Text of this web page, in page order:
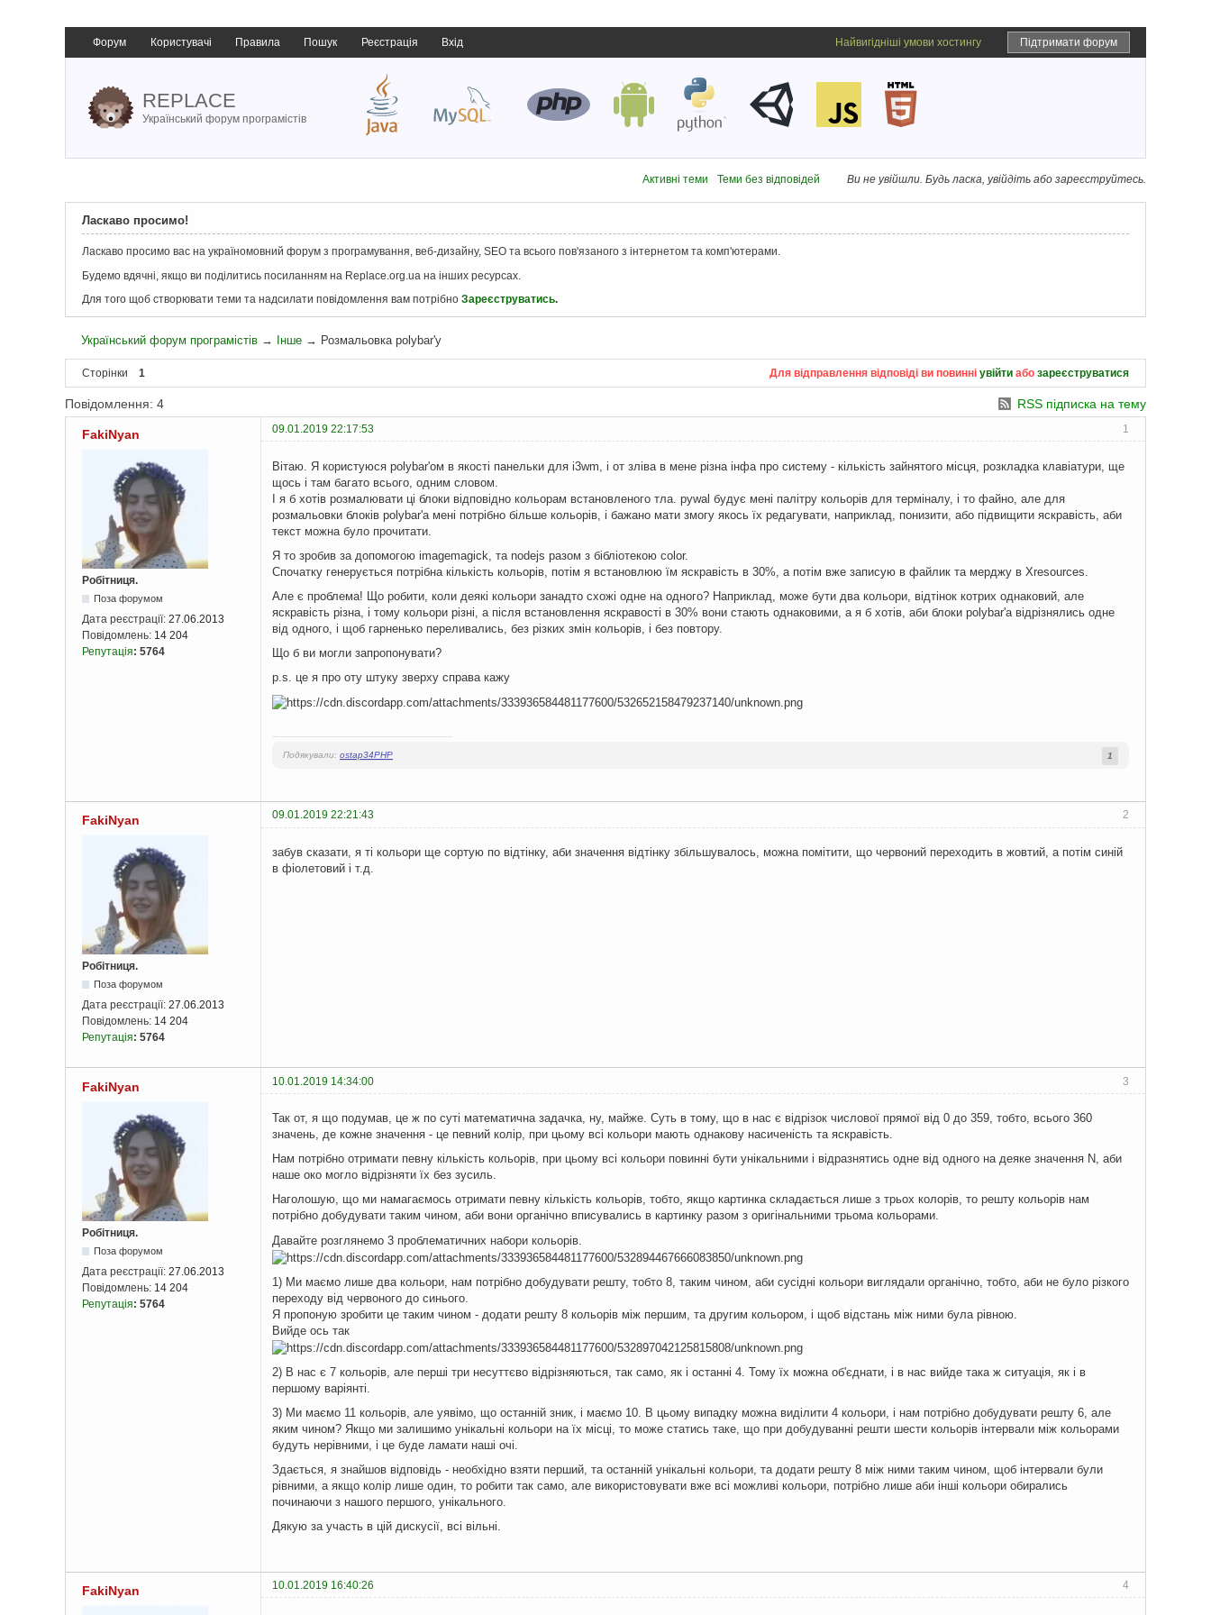
Форум Користувачі Правила Пошук Реєстрація Вхід Підтримати форум
Найвигідніші умови хостингу
REPLACE
Український форум програмістів
Ви не увійшли. Будь ласка, увійдіть або зареєструйтесь.
Активні теми Теми без відповідей
Ласкаво просимо!
Ласкаво просимо вас на україномовний форум з програмування, веб-дизайну, SEO та всього пов'язаного з інтернетом та комп'ютерами.
Будемо вдячні, якщо ви поділитись посиланням на Replace.org.ua на інших ресурсах.
Для того щоб створювати теми та надсилати повідомлення вам потрібно Зареєструватись.
Український форум програмістів → Інше → Розмальовка polybar'у
Сторінки 1 Для відправлення відповіді ви повинні увійти або зареєструватися
RSS підписка на тему
Повідомлення: 4
1
FakiNyan 09.01.2019 22:17:53
Робітниця.
Поза форумом
Дата реєстрації: 27.06.2013
Повідомлень: 14 204
Репутація: 5764
Вітаю. Я користуюся polybar'ом в якості панельки для i3wm, і от зліва в мене різна інфа про систему - кількість зайнятого місця, розкладка клавіатури, ще
щось і там багато всього, одним словом.
І я б хотів розмалювати ці блоки відповідно кольорам встановленого тла. pywal будує мені палітру кольорів для терміналу, і то файно, але для
розмальовки блоків polybar'а мені потрібно більше кольорів, і бажано мати змогу якось їх редагувати, наприклад, понизити, або підвищити яскравість, аби
текст можна було прочитати.
Я то зробив за допомогою imagemagick, та nodejs разом з бібліотекою color.
Спочатку генерується потрібна кількість кольорів, потім я встановлюю їм яскравість в 30%, а потім вже записую в файлик та мерджу в Xresources.
Але є проблема! Що робити, коли деякі кольори занадто схожі одне на одного? Наприклад, може бути два кольори, відтінок котрих однаковий, але
яскравість різна, і тому кольори різні, а після встановлення яскравості в 30% вони стають однаковими, а я б хотів, аби блоки polybar'а відрізнялись одне
від одного, і щоб гарненько переливались, без різких змін кольорів, і без повтору.
Що б ви могли запропонувати?
p.s. це я про оту штуку зверху справа кажу
Подякували: ostap34PHP 1
2
FakiNyan 09.01.2019 22:21:43
Робітниця.
Поза форумом
Дата реєстрації: 27.06.2013
Повідомлень: 14 204
Репутація: 5764
забув сказати, я ті кольори ще сортую по відтінку, аби значення відтінку збільшувалось, можна помітити, що червоний переходить в жовтий, а потім синій
в фіолетовий і т.д.
3
FakiNyan 10.01.2019 14:34:00
Робітниця.
Поза форумом
Дата реєстрації: 27.06.2013
Повідомлень: 14 204
Репутація: 5764
Так от, я що подумав, це ж по суті математична задачка, ну, майже. Суть в тому, що в нас є відрізок числової прямої від 0 до 359, тобто, всього 360
значень, де кожне значення - це певний колір, при цьому всі кольори мають однакову насиченість та яскравість.
Нам потрібно отримати певну кількість кольорів, при цьому всі кольори повинні бути унікальними і відразнятись одне від одного на деяке значення N, аби
наше око могло відрізняти їх без зусиль.
Наголошую, що ми намагаємось отримати певну кількість кольорів, тобто, якщо картинка складається лише з трьох колорів, то решту кольорів нам
потрібно добудувати таким чином, аби вони органічно вписувались в картинку разом з оригінальними трьома кольорами.
Давайте розглянемо 3 проблематичних набори кольорів.
1) Ми маємо лише два кольори, нам потрібно добудувати решту, тобто 8, таким чином, аби сусідні кольори виглядали органічно, тобто, аби не було різкого
переходу від червоного до синього.
Я пропоную зробити це таким чином - додати решту 8 кольорів між першим, та другим кольором, і щоб відстань між ними була рівною.
Вийде ось так
2) В нас є 7 кольорів, але перші три несуттєво відрізняються, так само, як і останні 4. Тому їх можна об'єднати, і в нас вийде така ж ситуація, як і в
першому варіянті.
3) Ми маємо 11 кольорів, але уявімо, що останній зник, і маємо 10. В цьому випадку можна виділити 4 кольори, і нам потрібно добудувати решту 6, але
яким чином? Якщо ми залишимо унікальні кольори на їх місці, то може статись таке, що при добудуванні решти шести кольорів інтервали між кольорами
будуть нерівними, і це буде ламати наші очі.
Здається, я знайшов відповідь - необхідно взяти перший, та останній унікальні кольори, та додати решту 8 між ними таким чином, щоб інтервали були
рівними, а якщо колір лише один, то робити так само, але використовувати вже всі можливі кольори, потрібно лише аби інші кольори обирались
починаючи з нашого першого, унікального.
Дякую за участь в цій дискусії, всі вільні.
4
FakiNyan 10.01.2019 16:40:26